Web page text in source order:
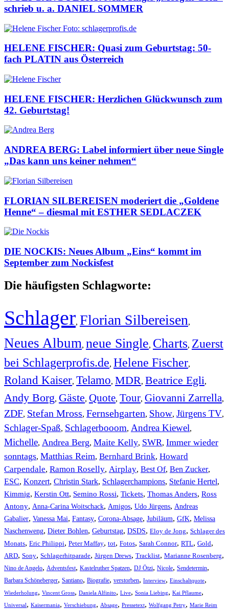
schrieb u. a. DANIEL SOMMER
HELENE FISCHER: Quasi zum Geburtstag: 50-
fach PLATIN aus Österreich
HELENE FISCHER: Herzlichen Glückwunsch zum
42. Geburtstag!
ANDREA BERG: Label informiert über neue Single
„Das kann uns keiner nehmen“
FLORIAN SILBEREISEN moderiert die „Goldene
Henne“ – diesmal mit ESTHER SEDLACZEK
DIE NOCKIS: Neues Album „Eins“ kommt im
September zum Nockisfest
Die häufigsten Schlagworte:
Schlager, Florian Silbereisen,
Neues Album, neue Single, Charts, Zuerst
bei Schlagerprofis.de, Helene Fischer,
Roland Kaiser, Telamo, MDR, Beatrice Egli,
Andy Borg, Gäste, Quote, Tour, Giovanni Zarrella,
ZDF, Stefan Mross, Fernsehgarten, Show, Jürgens TV,
Schlager-Spaß, Schlagerbooom, Andrea Kiewel,
Michelle, Andrea Berg, Maite Kelly, SWR, Immer wieder
sonntags, Matthias Reim, Bernhard Brink, Howard
Carpendale, Ramon Roselly, Airplay, Best Of, Ben Zucker,
ESC, Konzert, Christin Stark, Schlagerchampions, Stefanie Hertel,
Kimmig, Kerstin Ott, Semino Rossi, Tickets, Thomas Anders, Ross
Antony, Anna-Carina Woitschack, Amigos, Udo Jürgens, Andreas
Gabalier, Vanessa Mai, Fantasy, Corona-Absage, Jubiläum, GfK, Melissa
Naschenweng, Dieter Bohlen, Geburtstag, DSDS, Eloy de Jong, Schlager des
Monats, Eric Philippi, Peter Maffay, tot, Fotos, Sarah Connor, RTL, Gold,
ARD, Sony, Schlagerhitparade, Jürgen Drews, Tracklist, Marianne Rosenberg,
Nino de Angelo, Adventsfest, Kastelruther Spatzen, DJ Ötzi, Nicole, Sendetermin,
Barbara Schöneberger, Santiano, Biografie, verstorben, Interview, Einschaltquote,
Wiederholung, Vincent Gross, Daniela Alfinito, Live, Sonia Liebing, Kai Pflaume,
Universal, Kaisermania, Verschiebung, Absage, Pressetext, Wolfgang Petry, Marie Reim